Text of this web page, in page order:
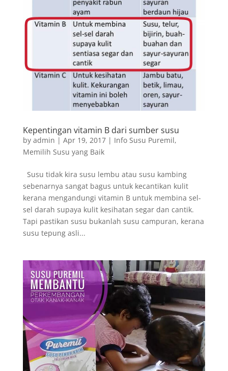
Kepentingan vitamin B dari sumber susu
by admin | Apr 19, 2017| Info Susu Puremil,
Memilih Susu yang Baik
Susu tidak kira susu lembu atau susu kambing
sebenarnya sangat bagus untuk kecantikan kulit
kerana mengandungi vitamin B untuk membina sel-
sel darah supaya kulit kesihatan segar dan cantik.
Tapi pastikan susu bukanlah susu campuran, kerana
susu tepung asli...